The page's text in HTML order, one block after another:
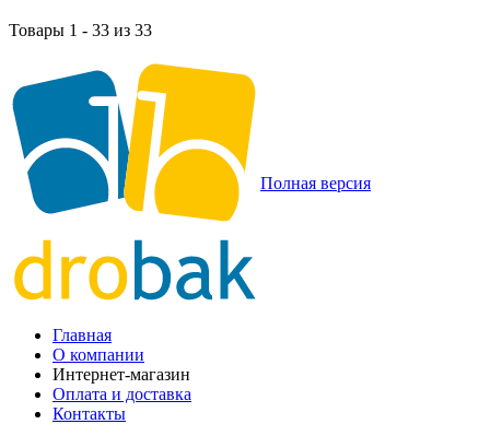
Товары 1 - 33 из 33
Полная версия
Главная
О компании
Интернет-магазин
Оплата и доставка
Контакты